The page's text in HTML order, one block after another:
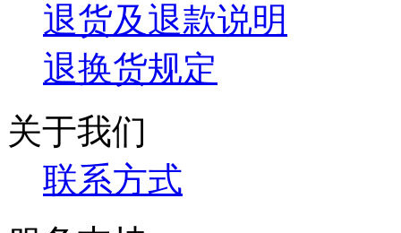
退货及退款说明
退换货规定
关于我们
联系方式